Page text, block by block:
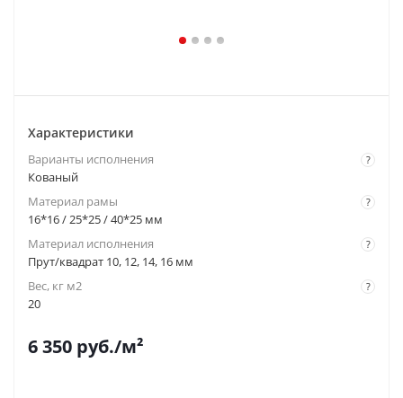
Характеристики
?
Варианты исполнения
Кованый
?
Материал рамы
16*16 / 25*25 / 40*25 мм
?
Материал исполнения
Прут/квадрат 10, 12, 14, 16 мм
?
Вес, кг м2
20
6 350 руб./м²